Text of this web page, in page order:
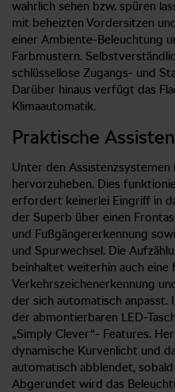
wahrlich sehen bzw. spüren
mit beheizten Vordersitzen
einer Ambiente-Beleuchtung
Farbmustern.
schlüssellose Zugangs- und
Darüber hinaus verfügt das
Klimaautomatik.
Praktische
Unter den Assistenzsystemen
hervorzuheben. Dies
erfordert keinerlei Eingriff in
der Superb über einen
und Fußgängererkennung
und Spurwechsel. Die
beinhaltet weiterhin auch eine
Verkehrszeichenerkennung
der sich automatisch
der abmontierbaren LED-
„Simply Clever“- Features.
dynamische Kurvenlicht und
automatisch abblendet,
Abgerundet wird das